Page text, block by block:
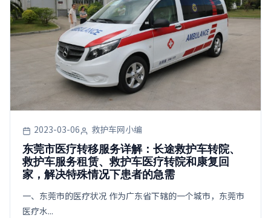
2023-03-06 救护车网小编
东莞市医疗转移服务详解：长途救护车转院、
救护车服务租赁、救护车医疗转院和康复回
家，解决特殊情况下患者的急需
一、东莞市的医疗状况 作为广东省下辖的一个城市，东莞市
医疗水...